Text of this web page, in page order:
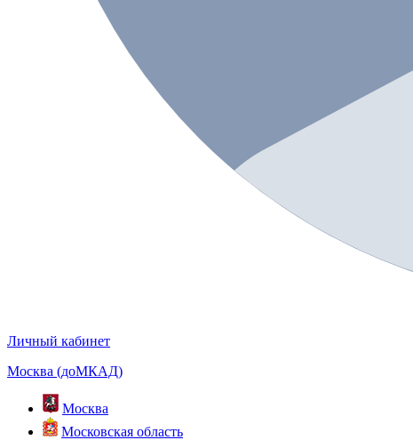
Личный кабинет
Москва (доМКАД)
Москва
Московская область